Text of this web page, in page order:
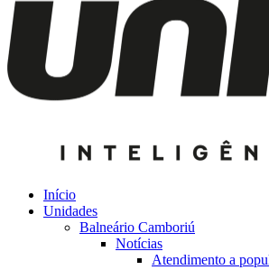
Início
Unidades
Balneário Camboriú
Notícias
Atendimento a